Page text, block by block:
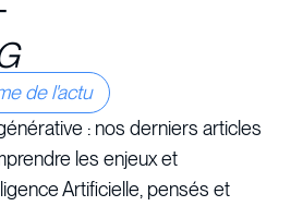
de l'actu
: nos derniers articles
les enjeux et
Artificielle, pensés et